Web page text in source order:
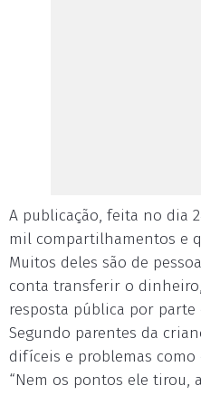
A publicação, feita no dia
mil compartilhamentos e
Muitos deles são de
conta transferir o
resposta pública por parte
Segundo parentes da
difíceis e problemas como
“Nem os pontos ele tirou,